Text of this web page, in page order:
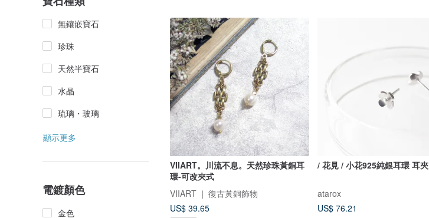
無鑲嵌寶石
珍珠
天然半寶石
水晶
琉璃・玻璃
顯示更多
電鍍顏色
金色
VIIART。川流不息。天然珍珠黃銅耳
環-可改夾式
VIIART ❘ 復古黃銅飾物
US$ 39.65
/ 花見 / 小花925純銀耳環 耳夾
atarox
US$ 76.21